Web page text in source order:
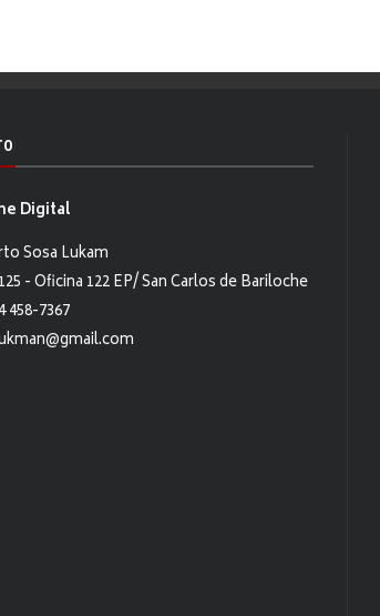
Digital
Sosa Lukam
- Oficina 122 EP/ San Carlos de Bariloche
458-7367